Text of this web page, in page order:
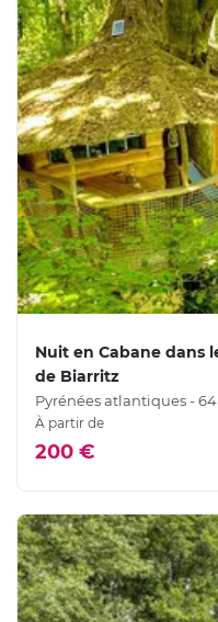
Nuit en Cabane dans
de Biarritz
Pyrénées atlantiques - 64
À partir de
200 €